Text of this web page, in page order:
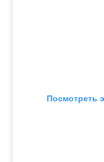
Посмотреть